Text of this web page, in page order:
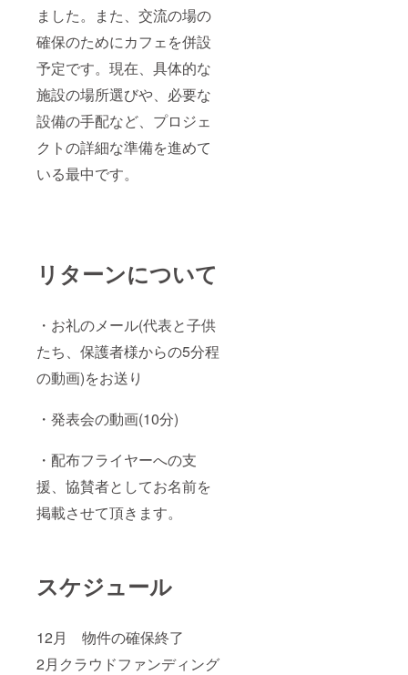
ました。また、交流の場の
確保のためにカフェを併設
予定です。現在、具体的な
施設の場所選びや、必要な
設備の手配など、プロジェ
クトの詳細な準備を進めて
いる最中です。
リターンについて
・お礼のメール(代表と子供
たち、保護者様からの5分程
の動画)をお送り
・発表会の動画(10分)
・配布フライヤーへの支
援、協賛者としてお名前を
掲載させて頂きます。
スケジュール
12月 物件の確保終了
2月クラウドファンディング